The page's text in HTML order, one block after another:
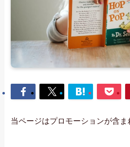
当ページはプロモーションが含ま